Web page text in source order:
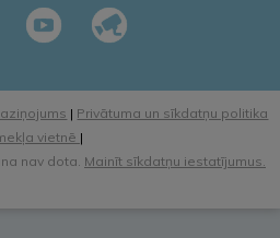
| Privātuma un sīkdatņu politika
vietnē |
nav dota. Mainīt sīkdatņu iestatījumus.